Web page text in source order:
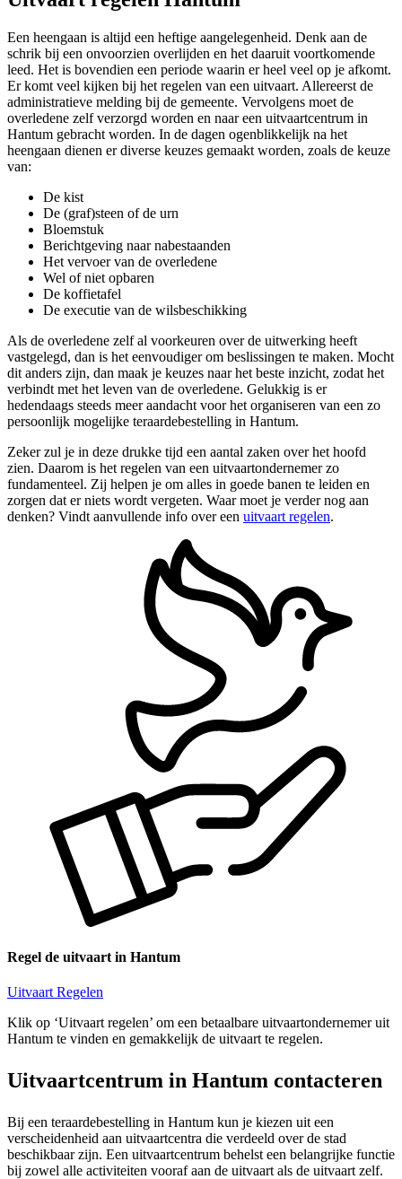
Een heengaan is altijd een heftige aangelegenheid. Denk aan de
schrik bij een onvoorzien overlijden en het daaruit voortkomende
leed. Het is bovendien een periode waarin er heel veel op je afkomt.
Er komt veel kijken bij het regelen van een uitvaart. Allereerst de
administratieve melding bij de gemeente. Vervolgens moet de
overledene zelf verzorgd worden en naar een uitvaartcentrum in
Hantum gebracht worden. In de dagen ogenblikkelijk na het
heengaan dienen er diverse keuzes gemaakt worden, zoals de keuze
van:
De kist
De (graf)steen of de urn
Bloemstuk
Berichtgeving naar nabestaanden
Het vervoer van de overledene
Wel of niet opbaren
De koffietafel
De executie van de wilsbeschikking
Als de overledene zelf al voorkeuren over de uitwerking heeft
vastgelegd, dan is het eenvoudiger om beslissingen te maken. Mocht
dit anders zijn, dan maak je keuzes naar het beste inzicht, zodat het
verbindt met het leven van de overledene. Gelukkig is er
hedendaags steeds meer aandacht voor het organiseren van een zo
persoonlijk mogelijke teraardebestelling in Hantum.
Zeker zul je in deze drukke tijd een aantal zaken over het hoofd
zien. Daarom is het regelen van een uitvaartondernemer zo
fundamenteel. Zij helpen je om alles in goede banen te leiden en
zorgen dat er niets wordt vergeten. Waar moet je verder nog aan
denken? Vindt aanvullende info over een uitvaart regelen.
Regel de uitvaart in Hantum
Uitvaart Regelen
Klik op ‘Uitvaart regelen’ om een betaalbare uitvaartondernemer uit
Hantum te vinden en gemakkelijk de uitvaart te regelen.
Uitvaartcentrum in Hantum contacteren
Bij een teraardebestelling in Hantum kun je kiezen uit een
verscheidenheid aan uitvaartcentra die verdeeld over de stad
beschikbaar zijn. Een uitvaartcentrum behelst een belangrijke functie
bij zowel alle activiteiten vooraf aan de uitvaart als de uitvaart zelf.